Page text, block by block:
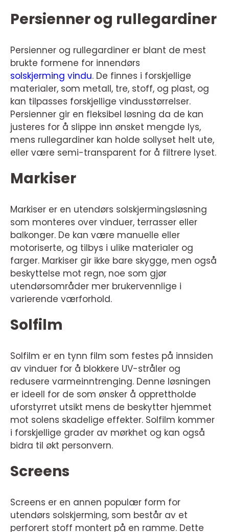
Persienner og rullegardiner
Persienner og rullegardiner er blant de mest
brukte formene for innendørs
solskjerming vindu. De finnes i forskjellige
materialer, som metall, tre, stoff, og plast, og
kan tilpasses forskjellige vindusstørrelser.
Persienner gir en fleksibel løsning da de kan
justeres for å slippe inn ønsket mengde lys,
mens rullegardiner kan holde sollyset helt ute,
eller være semi-transparent for å filtrere lyset.
Markiser
Markiser er en utendørs solskjermingsløsning
som monteres over vinduer, terrasser eller
balkonger. De kan være manuelle eller
motoriserte, og tilbys i ulike materialer og
farger. Markiser gir ikke bare skygge, men også
beskyttelse mot regn, noe som gjør
utendørsområder mer brukervennlige i
varierende værforhold.
Solfilm
Solfilm er en tynn film som festes på innsiden
av vinduer for å blokkere UV-stråler og
redusere varmeinntrenging. Denne løsningen
er ideell for de som ønsker å opprettholde
uforstyrret utsikt mens de beskytter hjemmet
mot solens skadelige effekter. Solfilm kommer
i forskjellige grader av mørkhet og kan også
bidra til økt personvern.
Screens
Screens er en annen populær form for
utendørs solskjerming, som består av et
perforert stoff montert på en ramme. Dette